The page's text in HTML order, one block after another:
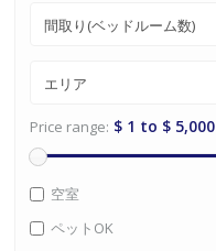
間取り(ベッドルーム数)
エリア
Price range: $ 1 to $ 5,000
空室
ペットOK